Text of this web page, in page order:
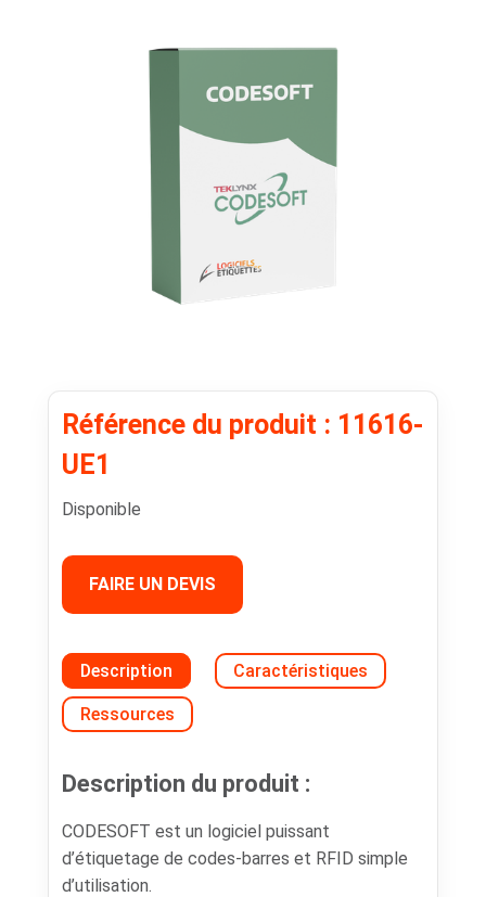
Référence du produit : 11616-
UE1
Disponible
FAIRE UN DEVIS
Description Caractéristiques
Ressources
Description du produit :
CODESOFT est un logiciel puissant
d’étiquetage de codes-barres et RFID simple
d’utilisation.